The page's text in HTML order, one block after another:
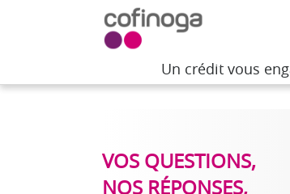
Un crédit vous
Besoin d'aide >
VOS QUESTIONS,
NOS RÉPONSES,
Un crédit vous